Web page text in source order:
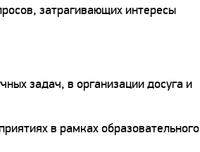
затрагивающих интересы
задач, в организации досуга и
в рамках образовательного